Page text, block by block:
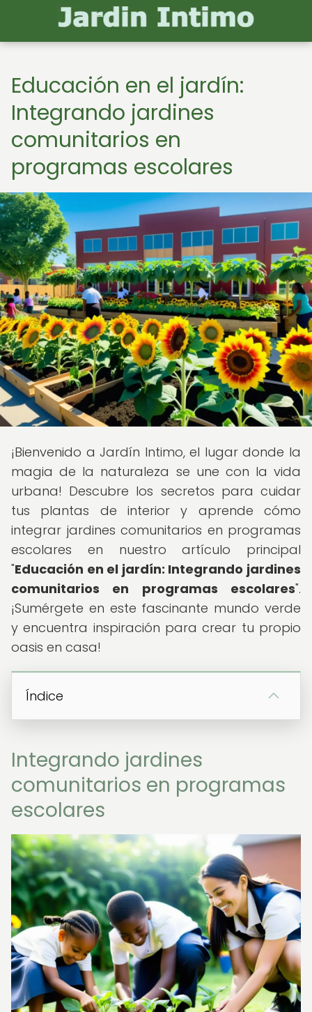
Educación en el jardín:
Integrando jardines
comunitarios en
programas escolares
¡Bienvenido a Jardín Intimo, el lugar donde la
magia de la naturaleza se une con la vida
urbana! Descubre los secretos para cuidar
tus plantas de interior y aprende cómo
integrar jardines comunitarios en programas
escolares en nuestro artículo principal
"Educación en el jardín: Integrando jardines
comunitarios en programas escolares".
¡Sumérgete en este fascinante mundo verde
y encuentra inspiración para crear tu propio
oasis en casa!
Índice
Integrando jardines
comunitarios en programas
escolares